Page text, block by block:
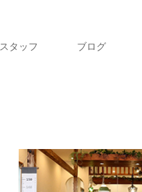
スタッフ ブログ